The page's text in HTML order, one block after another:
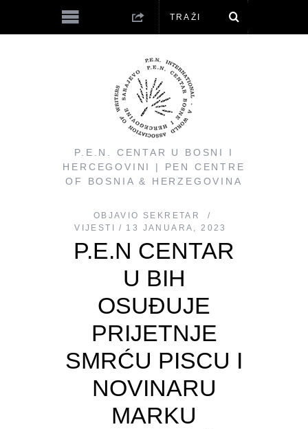
P.E.N. CENTAR U BOSNI I
HERCEGOVINI | PEN CENTRE
OF BOSNIA & HERZEGOVINA
OBJAVIO
SEKRETAR
VIJESTI
13 JANUARA, 2023
P.E.N CENTAR
U BIH
OSUĐUJE
PRIJETNJE
SMRĆU PISCU I
NOVINARU
MARKU